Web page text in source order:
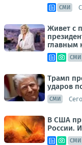
СМИ
Живет с
главным
СМИ
Трамп
ударов
СМИ
В США
России.
СМИ